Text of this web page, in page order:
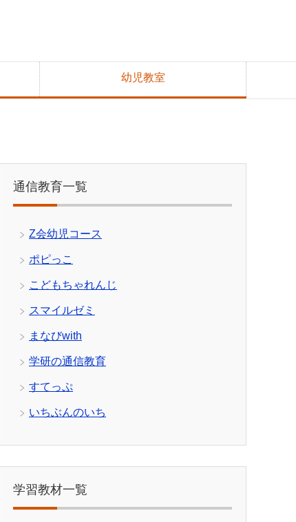
幼児教室
通信教育一覧
Z会幼児コース
ポピっこ
こどもちゃれんじ
スマイルゼミ
まなびwith
学研の通信教育
すてっぷ
いちぶんのいち
学習教材一覧